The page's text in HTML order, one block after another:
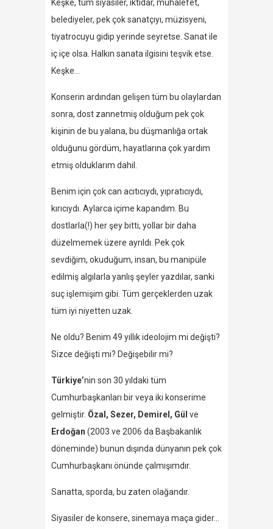
Keşke, tüm siyasiler, iktidar, muhalefet,
belediyeler, pek çok sanatçıyı, müzisyeni,
tiyatrocuyu gidip yerinde seyretse. Sanat ile
iç içe olsa. Halkın sanata ilgisini teşvik etse.
Keşke…
Konserin ardından gelişen tüm bu olaylardan
sonra, dost zannetmiş olduğum pek çok
kişinin de bu yalana, bu düşmanlığa ortak
olduğunu gördüm, hayatlarına çok yardım
etmiş olduklarım dahil.
Benim için çok can acıtıcıydı, yıpratıcıydı,
kırıcıydı. Aylarca içime kapandım. Bu
dostlarla(!) her şey bitti, yollar bir daha
düzelmemek üzere ayrıldı. Pek çok
sevdiğim, okuduğum, insan, bu manipüle
edilmiş algılarla yanlış şeyler yazdılar, sanki
suç işlemişim gibi. Tüm gerçeklerden uzak
tüm iyi niyetten uzak.
Ne oldu? Benim 49 yıllık ideolojim mi değişti?
Sizce değişti mi? Değişebilir mi?
Türkiye’nin son 30 yıldaki tüm
Cumhurbaşkanları bir veya iki konserime
gelmiştir. Özal, Sezer, Demirel, Gül ve
Erdoğan (2003 ve 2006 da Başbakanlık
döneminde) bunun dışında dünyanın pek çok
Cumhurbaşkanı önünde çalmışımdır.
Sanatta, sporda, bu zaten olağandır.
Siyasiler de konsere, sinemaya maça gider…